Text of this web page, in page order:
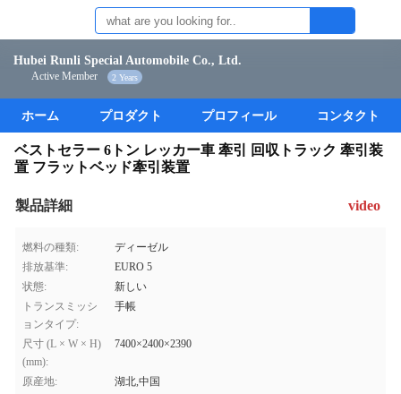
Hubei Runli Special Automobile Co., Ltd.
Active Member 2 Years
ホーム プロダクト プロフィール コンタクト
ベストセラー 6トン レッカー車 牽引 回収トラック 牽引装
置 フラットベッド牽引装置
製品詳細 video
燃料の種類:
ディーゼル
排放基準:
EURO 5
状態:
新しい
トランスミッシ
ョンタイプ:
手帳
尺寸 (L × W × H)
(mm):
7400×2400×2390
原産地:
湖北,中国